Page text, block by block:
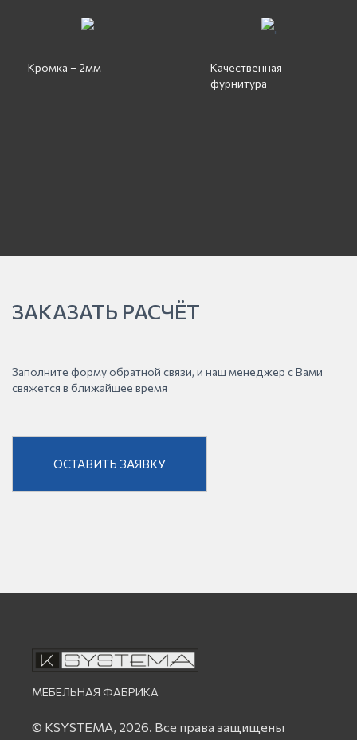
Кромка – 2мм
"
Качественная
фурнитура
ЗАКАЗАТЬ РАСЧЁТ
Заполните форму обратной связи, и наш менеджер с Вами
свяжется в ближайшее время
ОСТАВИТЬ ЗАЯВКУ
МЕБЕЛЬНАЯ ФАБРИКА
© KSYSTEMA, 2026. Все права защищены